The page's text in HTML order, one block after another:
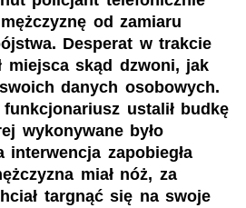
od zamiaru
Desperat w trakcie
miejsca skąd dzwoni, jak
danych osobowych.
ustalił budkę
wykonywane było
interwencja zapobiegła
miał nóż, za
targnąć się na swoje